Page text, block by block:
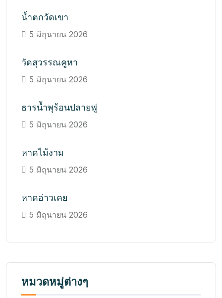
น้ำตกวัดเขา
5 มิถุนายน 2026
วัดสุวรรณคูหา
5 มิถุนายน 2026
ธารน้ำพุร้อนปลายพู่
5 มิถุนายน 2026
หาดไม้งาม
5 มิถุนายน 2026
หาดอ่าวเคย
5 มิถุนายน 2026
หมวดหมู่ต่างๆ